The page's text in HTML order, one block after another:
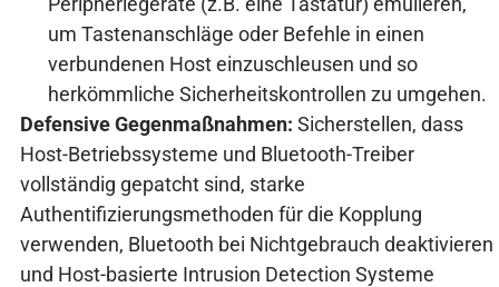
um Tastenanschläge oder Befehle in einen
verbundenen Host einzuschleusen und so
herkömmliche Sicherheitskontrollen zu umgehen.
Defensive Gegenmaßnahmen: Sicherstellen, dass
Host-Betriebssysteme und Bluetooth-Treiber
vollständig gepatcht sind, starke
Authentifizierungsmethoden für die Kopplung
verwenden, Bluetooth bei Nichtgebrauch deaktivieren
und Host-basierte Intrusion Detection Systeme